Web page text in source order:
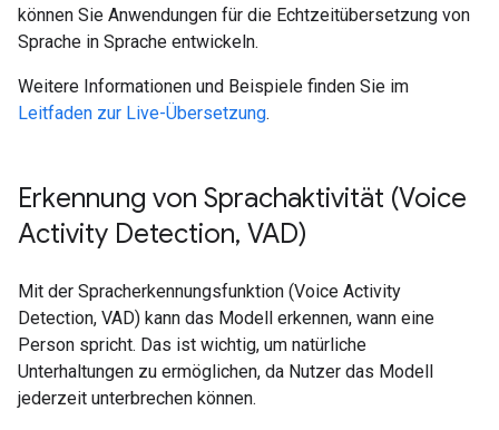
können Sie Anwendungen für die Echtzeitübersetzung von
Sprache in Sprache entwickeln.
Weitere Informationen und Beispiele finden Sie im
Leitfaden zur Live-Übersetzung.
Erkennung von Sprachaktivität (Voice
Activity Detection, VAD)
Mit der Spracherkennungsfunktion (Voice Activity
Detection, VAD) kann das Modell erkennen, wann eine
Person spricht. Das ist wichtig, um natürliche
Unterhaltungen zu ermöglichen, da Nutzer das Modell
jederzeit unterbrechen können.